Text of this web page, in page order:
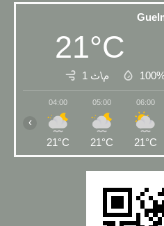
21°C
1 م\ث
04:00
21°C
05:00
21°C
06:00
21°C
‹